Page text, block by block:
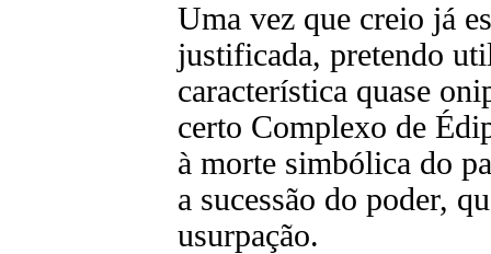
Uma vez que creio já
justificada, pretendo
característica quase
certo Complexo de
à morte simbólica do
a sucessão do poder,
usurpação.